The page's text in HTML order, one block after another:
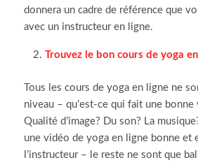
donnera un cadre de référence que
avec un instructeur en ligne.
Trouvez le bon cours de yoga
Tous les cours de yoga en ligne ne
niveau – qu’est-ce qui fait une bonne
Qualité d’image? Du son? La
une vidéo de yoga en ligne bonne et
l’instructeur – le reste ne sont que